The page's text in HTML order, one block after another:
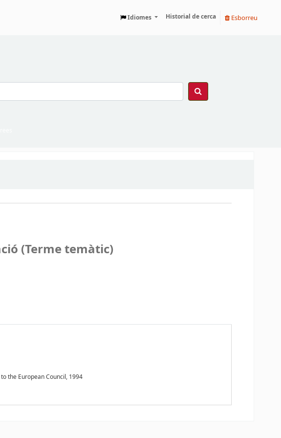
Idiomes Historial de cerca Esborreu
(Terme temàtic)
the European Council, 1994